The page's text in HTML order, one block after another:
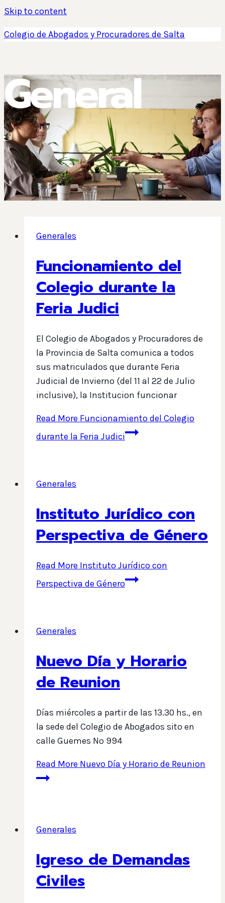
Skip to content
Colegio de Abogados y Procuradores de Salta
General
Generales
Funcionamiento del
Colegio durante la
Feria Judici
El Colegio de Abogados y Procuradores de
la Provincia de Salta comunica a todos
sus matriculados que durante Feria
Judicial de Invierno (del 11 al 22 de Julio
inclusive), la Institucion funcionar
Read More Funcionamiento del Colegio
durante la Feria Judici
Generales
Instituto Jurídico con
Perspectiva de Género
Read More Instituto Jurídico con
Perspectiva de Género
Generales
Nuevo Día y Horario
de Reunion
Días miércoles a partir de las 13.30 hs., en
la sede del Colegio de Abogados sito en
calle Guemes Nº 994
Read More Nuevo Día y Horario de Reunion
Generales
Igreso de Demandas
Civiles